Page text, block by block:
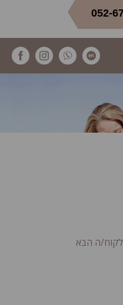
052-
לקוח/ה הבא